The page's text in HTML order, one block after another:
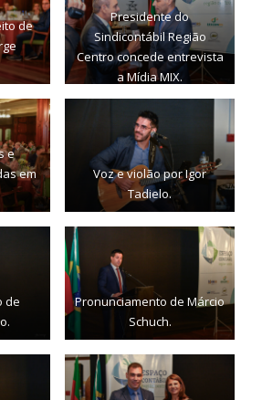
de
Presidente do
Sindicontábil Região
Centro concede entrevista
a Mídia MIX.
e
em
Voz e violão por Igor
Tadielo.
de
Pronunciamento de Márcio
Schuch.